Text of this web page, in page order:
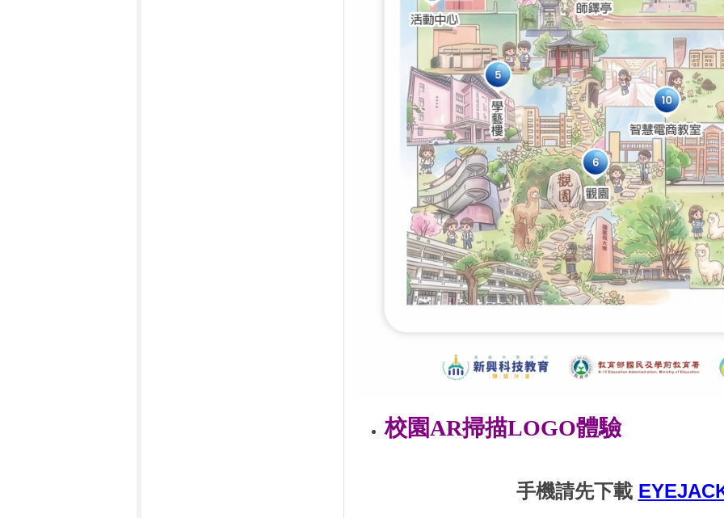
校園AR掃描LOGO體驗
手機請先下載